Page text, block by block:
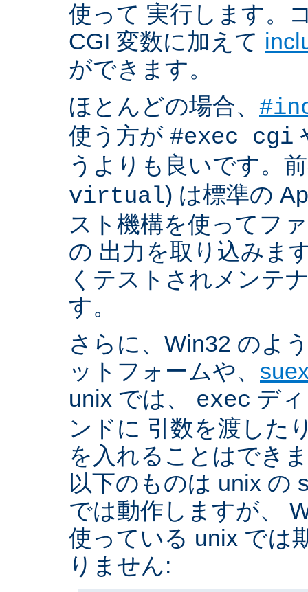
使って 実行します。
CGI 変数に加えて
ができます。
ほとんどの場合、
使う方が #exec cgi
うよりも良いです。
virtual) は標準の
スト機構を使ってフ
の 出力を取り込みま
くテストされメンテ
す。
さらに、Win32 のよ
ットフォームや、
unix では、 exec デ
ンドに 引数を渡した
を入れることはでき
以下のものは unix の
では動作しますが、
使っている unix では
りません: